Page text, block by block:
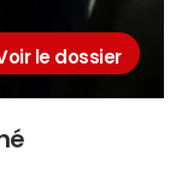
le dossier